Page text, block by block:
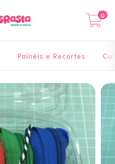
0
Painéis e Recortes